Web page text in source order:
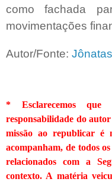
como fachada
movimentações
Autor/Fonte:
* Esclarecemos
responsabilidade do
missão ao republicar é
acompanham, de todos
relacionados com a
contexto. A matéria